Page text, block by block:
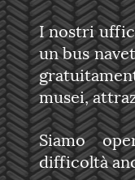
I nostri
un bus
musei,
Siamo
difficoltà